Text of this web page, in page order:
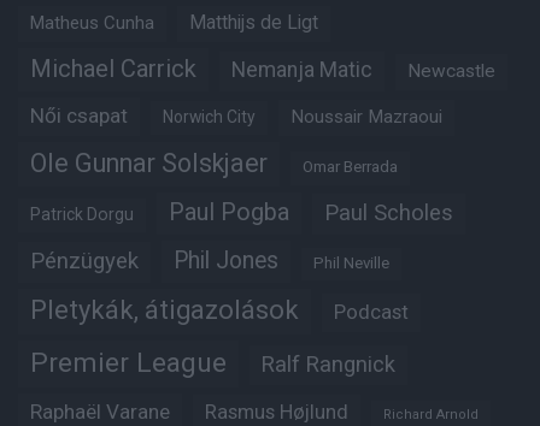
Matheus Cunha Matthijs de Ligt
Michael Carrick Nemanja Matic Newcastle
Női csapat Norwich City Noussair Mazraoui
Ole Gunnar Solskjaer Omar Berrada
Patrick Dorgu Paul Pogba Paul Scholes
Pénzügyek Phil Jones Phil Neville
Pletykák, átigazolások Podcast
Premier League Ralf Rangnick
Raphaël Varane Rasmus Højlund Richard Arnold